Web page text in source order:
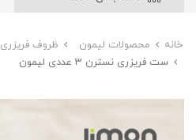
خانه محصولات لیمون
ظروف فریزری
ست فریزری نسترن 3 عددی لیمون